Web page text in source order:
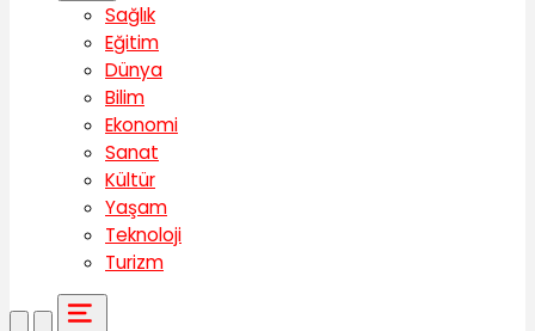
Sağlık
Eğitim
Dünya
Bilim
Ekonomi
Sanat
Kültür
Yaşam
Teknoloji
Turizm